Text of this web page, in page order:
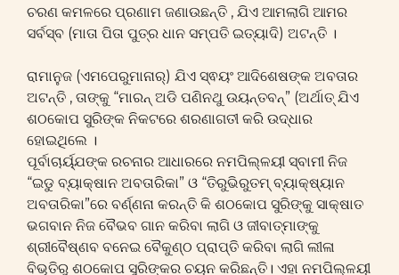
ଚରଣ କମଳରେ ପ୍ରଣାମ ଜଣାଉଛନ୍ତି , ଯିଏ ଆମଲାଗି ଆମର
ସର୍ବସ୍ବ (ମାତା ପିତା ପୁତ୍ର ଧାନ ସମ୍ପତି ଇତ୍ୟାଦି) ଅଟନ୍ତି ।
ରାମାନୁଜ (ଏମପେରୁମାନାର୍) ଯିଏ ସ୍ଵୟଂ ଆଦିଶେଷଙ୍କ ଅବତାର
ଅଟନ୍ତି , ତାଙ୍କୁ “ମାରନ୍ ଅଡି ପଣିନଥୁ ଉୟନ୍ତବନ୍” (ଅର୍ଥାତ୍ ଯିଏ
ଶଠକୋପ ସୁରିଙ୍କ ନିକଟରେ ଶରଣାଗତୀ କରି ଉଦ୍ଧାର
ହୋଇଥିଲେ ।
ପୂର୍ବାଚାର୍ୟ୍ଯଙ୍କ ରଚନାର ଆଧାରରେ ନମପିଲ୍ଳୟୀ ସ୍ବାମୀ ନିଜ
“ଇଡୁ ବ୍ୟାକ୍ଷାନ ଅବତାରିକା” ଓ “ତିରୁଭିରୁତମ୍ ବ୍ୟାକ୍ଷ୍ୟାନ
ଅବତାରିକା”ରେ ବର୍ଣ୍ଣନା କରନ୍ତି କି ଶଠକୋପ ସୁରିଙ୍କୁ ସାକ୍ଷାତ
ଭଗବାନ ନିଜ ବୈଭବ ଗାନ କରିବା ଲାଗି ଓ ଜୀବାତ୍ମାଙ୍କୁ
ଶ୍ରୀବୈଷ୍ଣବ ବନେଇ ବୈକୁଣ୍ଠ ପ୍ରାପ୍ତି କରିବା ଲାଗି ଲୀଳା
ବିଭୂତିରୁ ଶଠକୋପ ସୁରିଙ୍କର ଚୟନ କରିଛନ୍ତି। ଏହା ନମପିଲ୍ଳୟୀ